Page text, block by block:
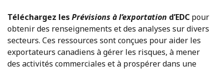
Téléchargez lesPrévisions à l’exportation d’EDC pour
obtenir des renseignements et des analyses sur divers
secteurs. Ces ressources sont conçues pour aider les
exportateurs canadiens à gérer les risques, à mener
des activités commerciales et à prospérer dans une